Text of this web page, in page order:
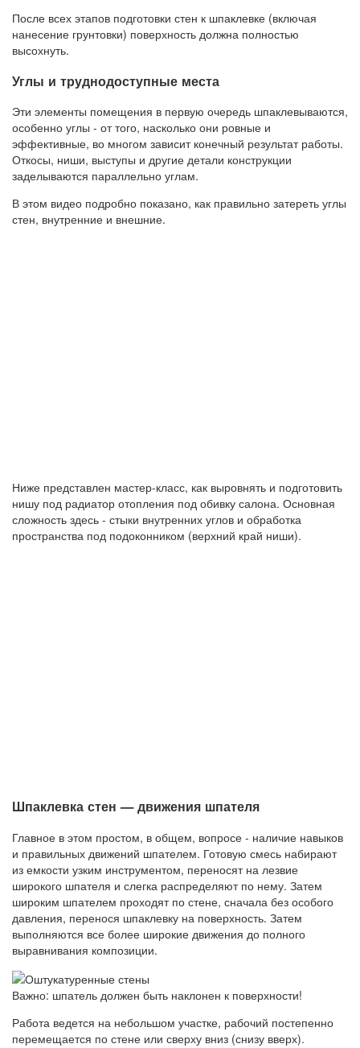
После всех этапов подготовки стен к шпаклевке (включая
нанесение грунтовки) поверхность должна полностью
высохнуть.
Углы и труднодоступные места
Эти элементы помещения в первую очередь шпаклевываются,
особенно углы - от того, насколько они ровные и
эффективные, во многом зависит конечный результат работы.
Откосы, ниши, выступы и другие детали конструкции
заделываются параллельно углам.
В этом видео подробно показано, как правильно затереть углы
стен, внутренние и внешние.
Ниже представлен мастер-класс, как выровнять и подготовить
нишу под радиатор отопления под обивку салона. Основная
сложность здесь - стыки внутренних углов и обработка
пространства под подоконником (верхний край ниши).
Шпаклевка стен — движения шпателя
Главное в этом простом, в общем, вопросе - наличие навыков
и правильных движений шпателем. Готовую смесь набирают
из емкости узким инструментом, переносят на лезвие
широкого шпателя и слегка распределяют по нему. Затем
широким шпателем проходят по стене, сначала без особого
давления, перенося шпаклевку на поверхность. Затем
выполняются все более широкие движения до полного
выравнивания композиции.
Важно: шпатель должен быть наклонен к поверхности!
Работа ведется на небольшом участке, рабочий постепенно
перемещается по стене или сверху вниз (снизу вверх).